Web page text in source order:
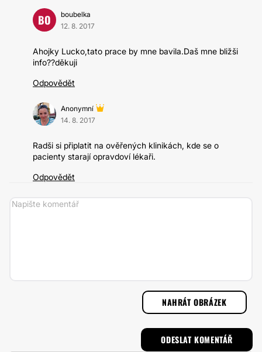
BO
boubelka
12. 8. 2017
Ahojky Lucko,tato prace by mne bavila.Daš mne bližši
info??děkuji
Odpovědět
Anonymní
14. 8. 2017
Radši si připlatit na ověřených klinikách, kde se o
pacienty starají opravdoví lékaři.
Odpovědět
NAHRÁT OBRÁZEK